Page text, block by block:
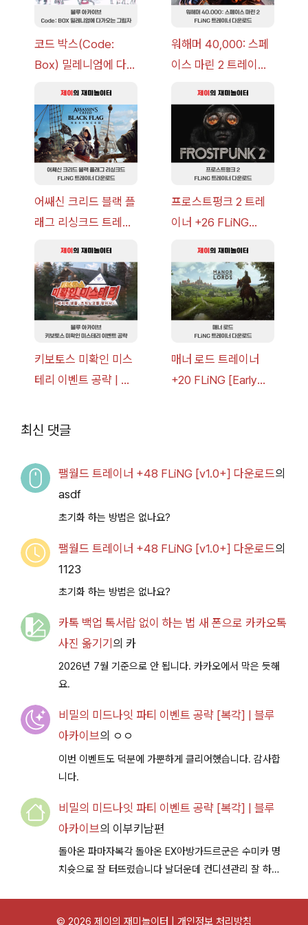
코드 박스(Code:
Box) 밀레니엄에 다가
략 [복각] | 블루 아카
이브
워해머 40,000: 스페
이스 마린 2 트레이너
v14.0+] 다운로드
어쌔신 크리드 블랙 플
래그 리싱크드 트레이
v1.0+] 다운로드
프로스트펑크 2 트레
이너 +26 FLiNG
드
키보토스 미확인 미스
테리 이벤트 공략 | 블
매너 로드 트레이너
+20 FLiNG [Early
최신 댓글
팰월드 트레이너 +48 FLiNG [v1.0+] 다운로드의
asdf
초기화 하는 방법은 없나요?
팰월드 트레이너 +48 FLiNG [v1.0+] 다운로드의
1123
초기화 하는 방법은 없나요?
카톡 백업 톡서랍 없이 하는 법 새 폰으로 카카오톡
사진 옮기기 의 카
2026년 7월 기준으로 안 됩니다. 카카오에서 막은 듯해
요.
비밀의 미드나잇 파티 이벤트 공략 [복각] | 블루
아카이브의 ㅇㅇ
이번 이벤트도 덕분에 가뿐하게 클리어했습니다. 감사합
니다.
비밀의 미드나잇 파티 이벤트 공략 [복각] | 블루
아카이브의 이부키남편
돌아온 파마자복각 돌아온 EX아방가드르군은 수미카 명
치슛으로 잘 터뜨렸습니다 날더운데 컨디션관리 잘 하시
© 2026 제이의 재미놀이터 | 개인정보 처리방침